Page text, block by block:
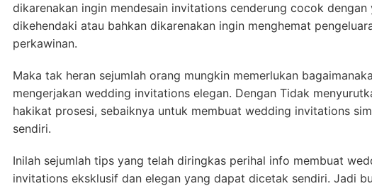
dikarenakan ingin mendesain invitations cenderung cocok dengan
dikehendaki atau bahkan dikarenakan ingin menghemat
perkawinan.
Maka tak heran sejumlah orang mungkin memerlukan
mengerjakan wedding invitations elegan. Dengan Tidak
hakikat prosesi, sebaiknya untuk membuat wedding invitations
sendiri.
Inilah sejumlah tips yang telah diringkas perihal info membuat
invitations eksklusif dan elegan yang dapat dicetak sendiri. Jadi